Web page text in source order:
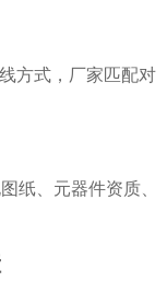
方式，厂家匹配对
纸、元器件资质、